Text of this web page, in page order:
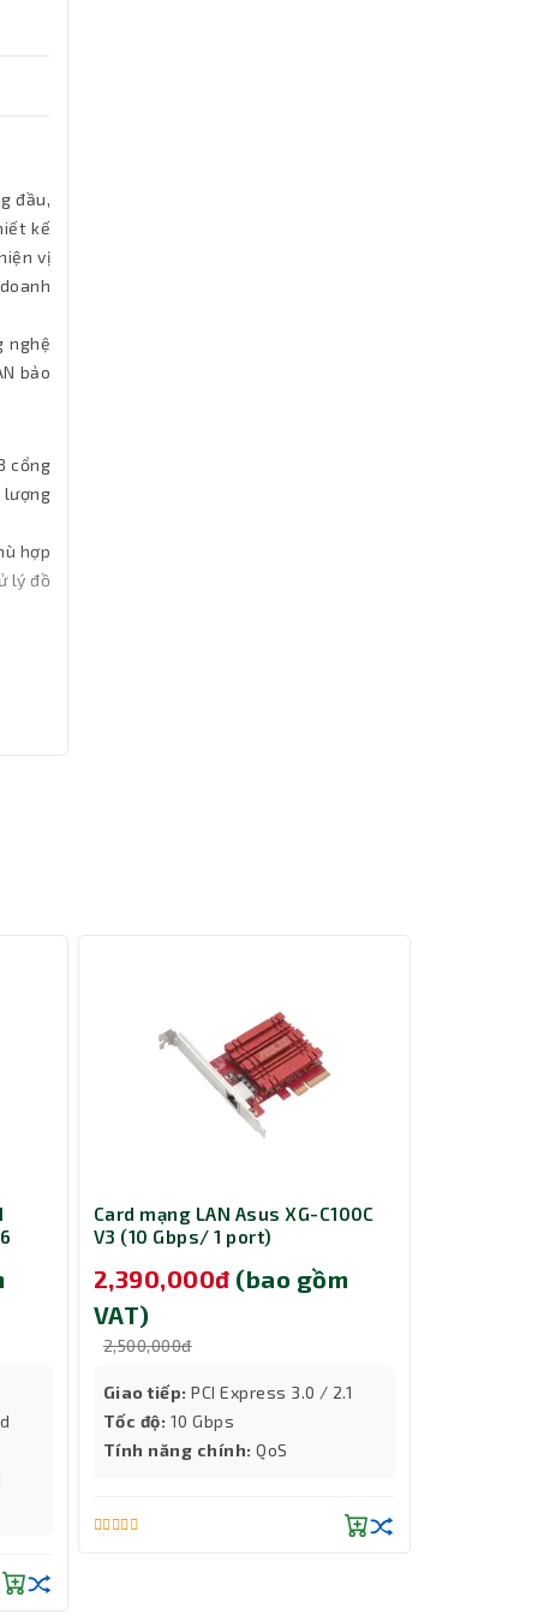
đầu,
kế
vị
nghệ
bảo
cổng
lượng
hợp
lý đồ
link
Card mạng LAN Asus XG-C100C
V3 (10 Gbps/ 1 port)
2,390,000đ (bao gồm
VAT)
2,500,000đ
Giao tiếp: PCI Express 3.0 / 2.1
Tốc độ: 10 Gbps
Tính năng chính: QoS